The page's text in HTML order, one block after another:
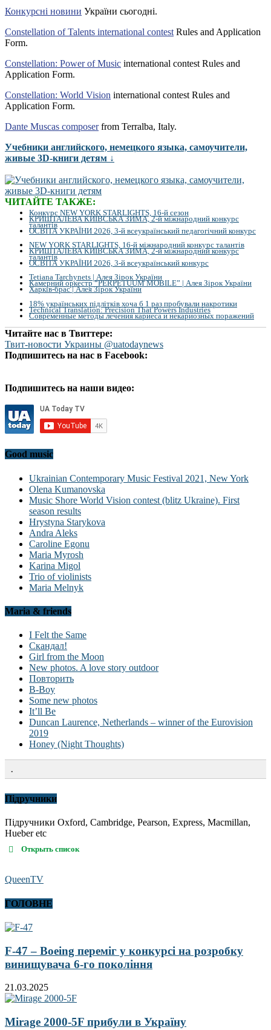
Конкурсні новини України сьогодні.
Constellation of Talents international contest Rules and Application
Form.
Constellation: Power of Music international contest Rules and
Application Form.
Constellation: World Vision international contest Rules and
Application Form.
Dante Muscas composerfrom Terralba, Italy.
Учебники английского, немецкого языка, самоучители,
живые 3D-книги детям ↓
ЧИТАЙТЕ ТАКЖЕ:
Конкурс NEW YORK STARLIGHTS, 16-й сезон
КРИШТАЛЕВА КИЇВСЬКА ЗИМА, 2-й міжнародний конкурс
талантів
ОСВІТА УКРАЇНИ 2026, 3-й всеукраїнський педагогічний конкурс
NEW YORK STARLIGHTS, 16-й міжнародний конкурс талантів
КРИШТАЛЕВА КИЇВСЬКА ЗИМА, 2-й міжнародний конкурс
талантів
ОСВІТА УКРАЇНИ 2026, 3-й всеукраїнський конкурс
Tetiana Tarchynets | Алея Зірок України
Камерний оркестр “PERPETUUM MOBILE” | Алея Зірок України
Харків-брас | Алея Зірок України
18% українських підлітків хоча б 1 раз пробували накротики
Technical Translation: Precision That Powers Industries
Современные методы лечения кариеса и некариозных поражений
Читайте нас в Твиттере:
Твит-новости Украины @uatodaynews
Подпишитесь на нас в Facebook:
Подпишитесь на наши видео:
Good music
Ukrainian Contemporary Music Festival 2021, New York
Olena Kumanovska
Music Shore World Vision contest (blitz Ukraine). First
season results
Hrystyna Starykova
Andra Aleks
Caroline Egonu
Maria Myrosh
Karina Migol
Trio of violinists
Maria Melnyk
Maria & friends
I Felt the Same
Скандал!
Girl from the Moon
New photos. A love story outdoor
Повторить
B-Boy
Some new photos
It’ll Be
Duncan Laurence, Netherlands – winner of the Eurovision
2019
Honey (Night Thoughts)
.
Підручники
Підручники Oxford, Cambridge, Pearson, Express, Macmillan,
Hueber etc
Открыть список
QueenTV
ГОЛОВНЕ
F-47 – Boeing переміг у конкурсі на розробку
винищувача 6-го покоління
21.03.2025
Mirage 2000-5F прибули в Україну